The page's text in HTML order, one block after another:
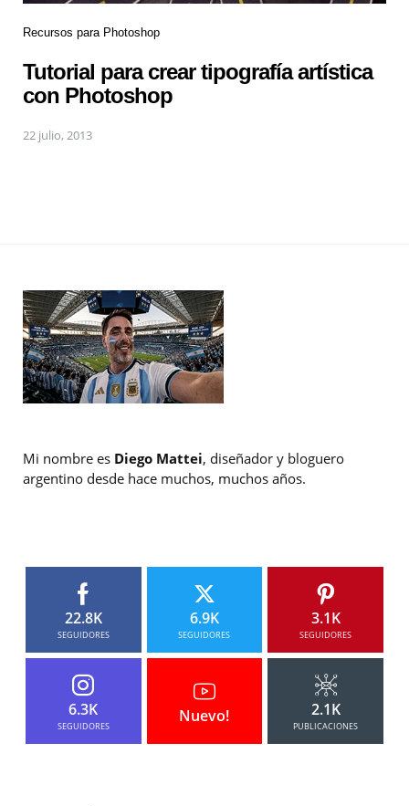
Recursos para Photoshop
Tutorial para crear tipografía artística
con Photoshop
22 julio, 2013
Mi nombre es Diego Mattei, diseñador y bloguero
argentino desde hace muchos, muchos años.
22.8K
SEGUIDORES
6.9K
SEGUIDORES
3.1K
SEGUIDORES
6.3K
SEGUIDORES
Nuevo! 2.1K
PUBLICACIONES